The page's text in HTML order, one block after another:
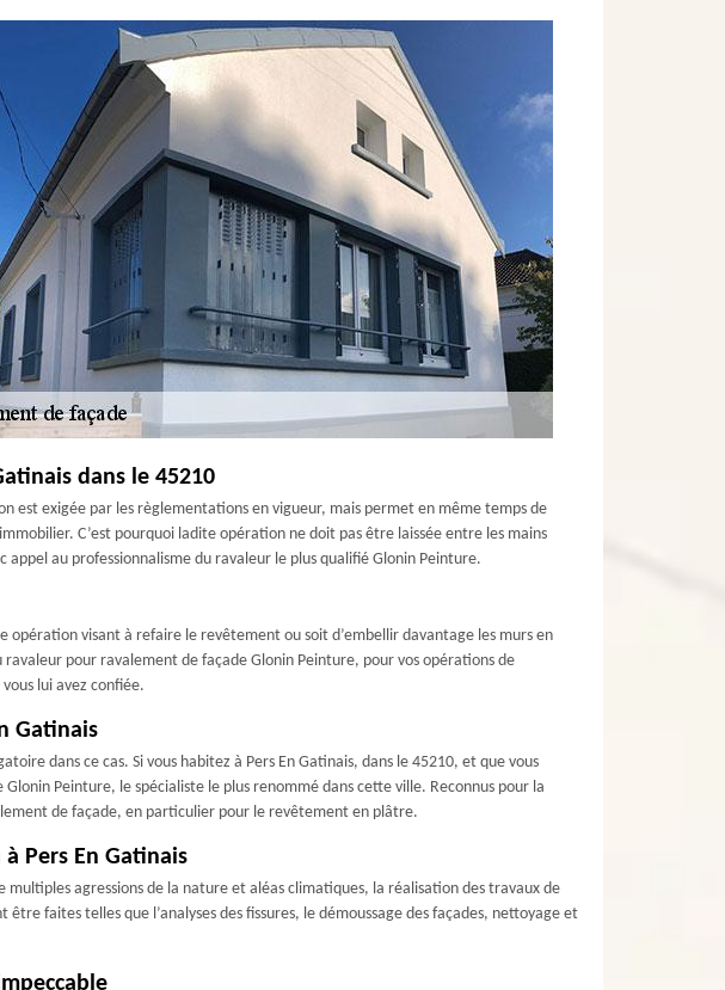
dans le 45210
est exigée par les règlementations en vigueur, mais permet en même temps de
C’est pourquoi ladite opération ne doit pas être laissée entre les mains
appel au professionnalisme du ravaleur le plus qualifié Glonin Peinture.
opération visant à refaire le revêtement ou soit d’embellir davantage les murs en
pour ravalement de façade Glonin Peinture, pour vos opérations de
lui avez confiée.
Gatinais
dans ce cas. Si vous habitez à Pers En Gatinais, dans le 45210, et que vous
Peinture, le spécialiste le plus renommé dans cette ville. Reconnus pour la
de façade, en particulier pour le revêtement en plâtre.
Pers En Gatinais
agressions de la nature et aléas climatiques, la réalisation des travaux de
faites telles que l’analyses des fissures, le démoussage des façades, nettoyage et